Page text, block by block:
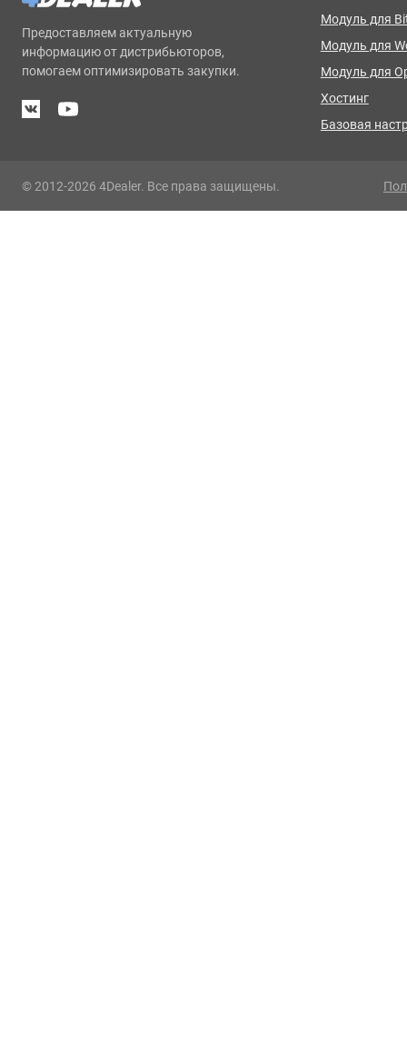
Предоставляем актуальную
информацию от дистрибьюторов,
помогаем оптимизировать закупки.
Модуль для
Модуль для
Модуль для
Хостинг
Базовая
© 2012-2026 4Dealer. Все права защищены.